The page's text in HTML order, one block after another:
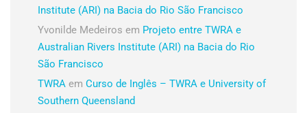
Institute (ARI) na Bacia do Rio São Francisco
Yvonilde Medeiros em Projeto entre TWRA e
Australian Rivers Institute (ARI) na Bacia do Rio
São Francisco
TWRA em Curso de Inglês – TWRA e University of
Southern Queensland